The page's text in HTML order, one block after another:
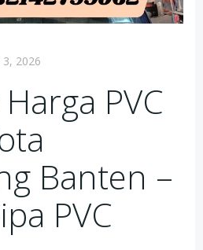
2026
PVC
Banten –
PVC